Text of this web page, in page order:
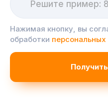
Нажимая кнопку, вы
обработки